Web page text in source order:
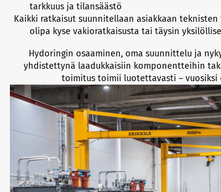
tarkkuus ja tilansäästö
Kaikki ratkaisut suunnitellaan asiakkaan teknisten
olipa kyse vakioratkaisusta tai täysin
Hydoringin osaaminen, oma suunnittelu ja
yhdistettynä laadukkaisiin komponentteihin
toimitus toimii luotettavasti – vuosiksi